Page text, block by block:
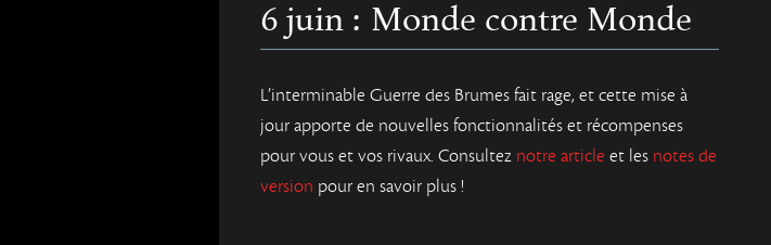
6 juin : Monde contre Monde
L’interminable Guerre des Brumes fait rage, et cette mise à
jour apporte de nouvelles fonctionnalités et récompenses
pour vous et vos rivaux. Consultez notre article et les notes de
version pour en savoir plus !